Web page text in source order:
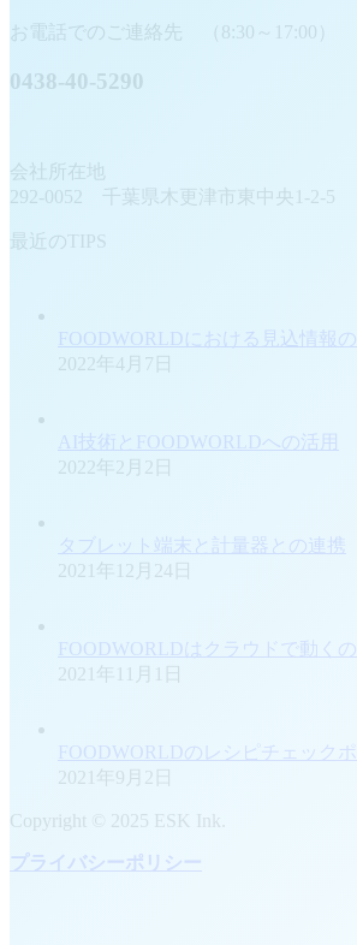
お電話でのご連絡先 （8:30～17:00）
0438-40-5290
会社所在地
292-0052 千葉県木更津市東中央1-2-5
最近のTIPS
FOODWORLDにおける見込情報
2022年4月7日
AI技術とFOODWORLDへの活用
2022年2月2日
タブレット端末と計量器との連携
2021年12月24日
FOODWORLDはクラウドで動くの
2021年11月1日
FOODWORLDのレシピチェックポ
2021年9月2日
Copyright © 2025 ESK Ink.
プライバシーポリシー